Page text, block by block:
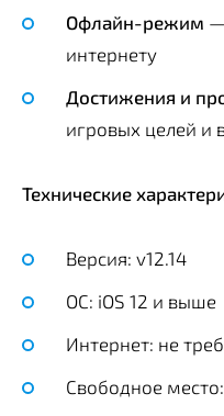
Офлайн-режим —
интернету
Достижения и
игровых целей и
Технические
Версия: v12.14
ОС: iOS 12 и выше
Интернет: не
Свободное